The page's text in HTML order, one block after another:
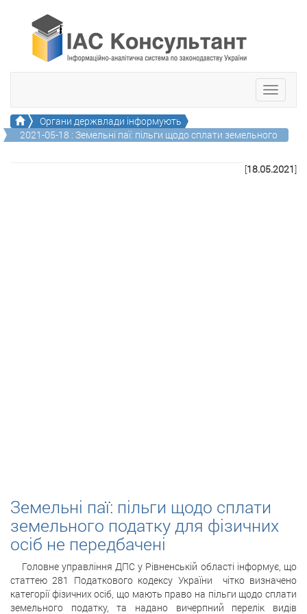
Toggle
Головна
Органи держвлади iнформують
2021-05-18 : Земельні паї: пільги щодо сплати земельного
[18.05.2021]
Земельні паї: пільги щодо сплати
земельного податку для фізичних
осіб не передбачені
Головне управління ДПС у Рівненській області інформує, що
статтею 281 Податкового кодексу України чітко визначено
категорії фізичних осіб, що мають право на пільги щодо сплати
земельного податку, та надано вичерпний перелік видів